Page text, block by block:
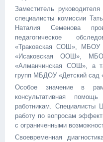
Заместитель
специалисты комиссии
Наталия Семенова
педагогическое
«Траковская СОШ»,
«Исаковская ООШ»,
«Алманчинская СОШ», а
групп МБДОУ «Детский сад
Особое значение в
консультативная
работникам. Специалисты
работу по вопросам
с ограниченными
Своевременная